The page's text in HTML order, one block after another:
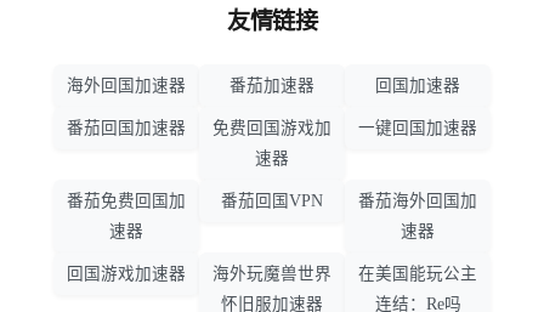
友情链接
海外回国加速器 番茄加速器 回国加速器
番茄回国加速器
免费回国游戏加
速器
一键回国加速器
番茄免费回国加
速器
番茄回国VPN
番茄海外回国加
速器
回国游戏加速器
海外玩魔兽世界
怀旧服加速器
在美国能玩公主
连结：Re吗